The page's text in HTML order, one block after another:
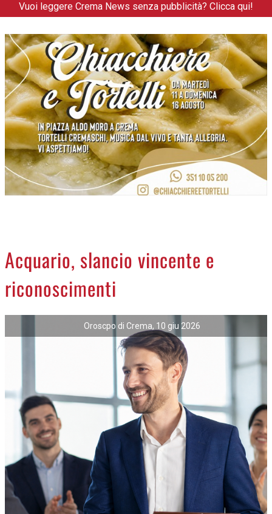
APPUNTAMENTI
CREMASCO
OROSCOPO
LA PIAZZA
ANIMALI
NECROLOGI
ACCEDI
Vuoi leggere Crema News senza pubblicità? Clicca qui!
Acquario, slancio vincente e
riconoscimenti
Oroscpo di Crema, 10 giu 2026